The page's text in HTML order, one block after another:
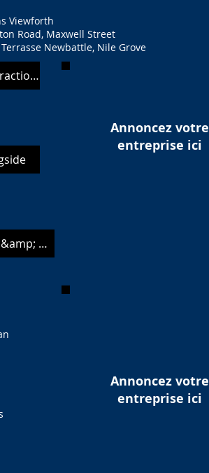
Viewforth
Road, Maxwell Street
Newbattle, Nile Grove
Bruntsfield Liens Histoire &amp; Attractions
Braid Hills &amp; Hermitage Histoire &amp; Attractions
Annoncez votre
entreprise ici
Annoncez votre
entreprise ici